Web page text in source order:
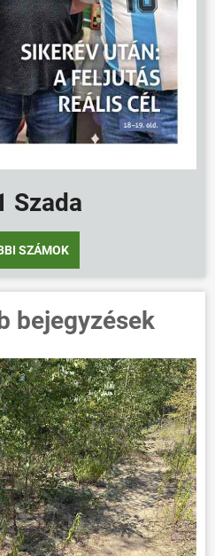
Szada
SZÁMOK
bejegyzések